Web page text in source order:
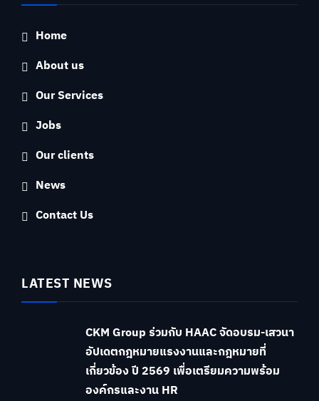
Home
About us
Our Services
Jobs
Our clients
News
Contact Us
LATEST NEWS
CKM Group ร่วมกับ HAAC จัดอบรม-เสวนา
อัปเดตกฎหมายแรงงานและกฎหมายที่
เกี่ยวข้อง ปี 2569 เพื่อเตรียมความพร้อม
องค์กรและงาน HR